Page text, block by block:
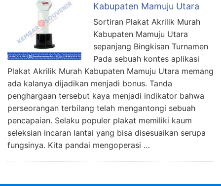
Kabupaten Mamuju Utara
Sortiran Plakat Akrilik Murah
Kabupaten Mamuju Utara
sepanjang Bingkisan Turnamen
Pada sebuah kontes aplikasi
Plakat Akrilik Murah Kabupaten Mamuju Utara memang
ada kalanya dijadikan menjadi bonus. Tanda
penghargaan tersebut kaya menjadi indikator bahwa
perseorangan terbilang telah mengantongi sebuah
pencapaian. Selaku populer plakat memiliki kaum
seleksian incaran lantai yang bisa disesuaikan serupa
fungsinya. Kita pandai mengoperasi …